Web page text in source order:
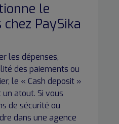
le
chez PaySika
les dépenses,
des paiements ou
le « Cash deposit »
un atout. Si vous
de sécurité ou
dans une agence